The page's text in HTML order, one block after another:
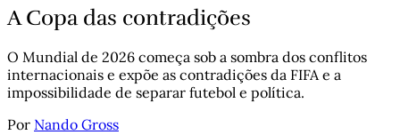
A Copa das contradições
O Mundial de 2026 começa sob a sombra dos conflitos
internacionais e expõe as contradições da FIFA e a
impossibilidade de separar futebol e política.
Por Nando Gross